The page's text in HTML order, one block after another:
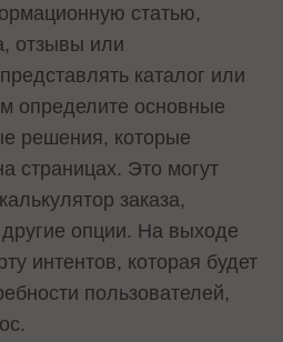
статью,
отзывы или
каталог или
определите основные
решения, которые
страницах. Это могут
заказа,
опции. На выходе
интентов, которая будет
пользователей,